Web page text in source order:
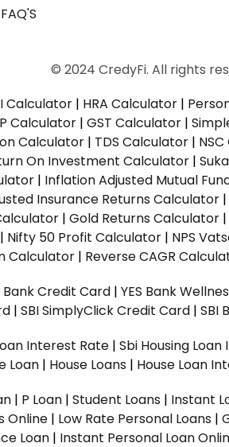
FAQ'S
© 2024 CredyFi. All rights
Calculator | HRA Calculator |
Calculator | GST Calculator |
Calculator | TDS Calculator |
On Investment Calculator |
| Inflation Adjusted Mutual
Insurance Returns Calculator |
| Gold Returns Calculator |
| Nifty 50 Profit Calculator | NPS
Calculator | Reverse CAGR
Bank Credit Card | YES Bank
| SBI SimplyClick Credit Card | SBI
Interest Rate | Sbi Housing
Loan | House Loans | House Loan
| P Loan | Student Loans | Instant
Online | Low Rate Personal Loans |
Loan | Instant Personal Loan